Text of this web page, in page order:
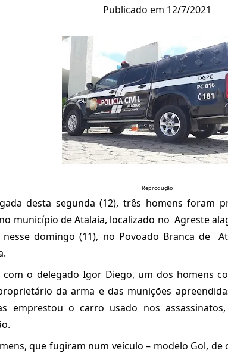
Publicado em 12/7/2021
Reprodução
desta segunda (12), três homens foram
município de Atalaia, localizado no Agreste
nesse domingo (11), no Povoado Branca de
com o delegado Igor Diego, um dos homens
da arma e das munições
emprestou o carro usado nos
que fugiram num veículo – modelo Gol,